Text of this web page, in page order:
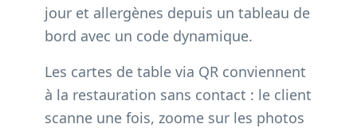
jour et allergènes depuis un tableau de
bord avec un code dynamique.
Les cartes de table via QR conviennent
à la restauration sans contact : le client
scanne une fois, zoome sur les photos